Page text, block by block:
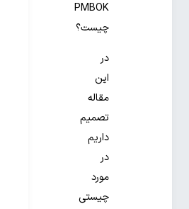
PMBOK
چیست؟
در
این
مقاله
تصمیم
داریم
در
مورد
چیستی